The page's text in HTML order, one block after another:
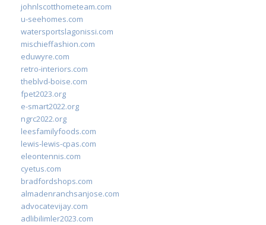
johnlscotthometeam.com
u-seehomes.com
watersportslagonissi.com
mischieffashion.com
eduwyre.com
retro-interiors.com
theblvd-boise.com
fpet2023.org
e-smart2022.org
ngrc2022.org
leesfamilyfoods.com
lewis-lewis-cpas.com
eleontennis.com
cyetus.com
bradfordshops.com
almadenranchsanjose.com
advocatevijay.com
adlibilimler2023.com